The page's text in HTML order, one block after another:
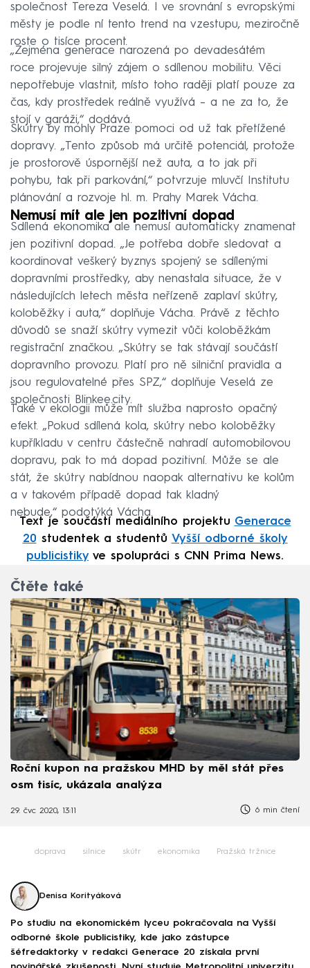
společnost Tereza Veselá. I ve srovnání s evropskými
městy je podle ní tento trend na vzestupu, meziročně
roste o tisíce procent.
„Zejména generace narozená po devadesátém
roce projevuje silný zájem o sdílenou mobilitu. Věci
nepotřebuje vlastnit, místo toho raději platí pouze za
čas, kdy prostředek reálně využívá –⁠ a ne za to, že
stojí v garáži,“ dodává.
Skútry by mohly Praze pomoci od už tak přetížené
dopravy. „Tento způsob má určitě potenciál, protože
je prostorově úspornější než auta, a to jak při
pohybu, tak při parkování,“ potvrzuje mluvčí Institutu
plánování a rozvoje hl. m. Prahy Marek Vácha.
Nemusí mít ale jen pozitivní dopad
Sdílená ekonomika ale nemusí automaticky znamenat
jen pozitivní dopad. „Je potřeba dobře sledovat a
koordinovat veškerý byznys spojený se sdílenými
dopravními prostředky, aby nenastala situace, že v
následujících letech města neřízeně zaplaví skútry,
koloběžky i auta,“ doplňuje Vácha. Právě z těchto
důvodů se snaží skútry vymezit vůči koloběžkám
registrační značkou. „Skútry se tak stávají součástí
dopravního provozu. Platí pro ně silniční pravidla a
jsou regulovatelné přes SPZ,“ doplňuje Veselá ze
společnosti Blinkee.city.
Také v ekologii může mít služba naprosto opačný
efekt. „Pokud sdílená kola, skútry nebo koloběžky
kupříkladu v centru částečně nahradí automobilovou
dopravu, pak to má dopad pozitivní. Může se ale
stát, že skútry nabídnou naopak alternativu ke kolům
a v takovém případě dopad tak kladný
nebude,“ podotýká Vácha.
Text je součástí mediálního projektu Generace
20 studentek a studentů Vyšší odborné školy
publicistikyve spolupráci s CNN Prima News.
Čtěte také
Roční kupon na pražskou MHD by měl stát přes
osm tisíc, ukázala analýza
29. čvc 2020, 13:11 6 min čtení
doprava silnice skútr ekonomika Pražská tržnice
Denisa Korityáková
Po studiu na ekonomickém lyceu pokračovala na Vyšší
odborné škole publicistiky, kde jako zástupce
šéfredaktorky v redakci Generace 20 získala první